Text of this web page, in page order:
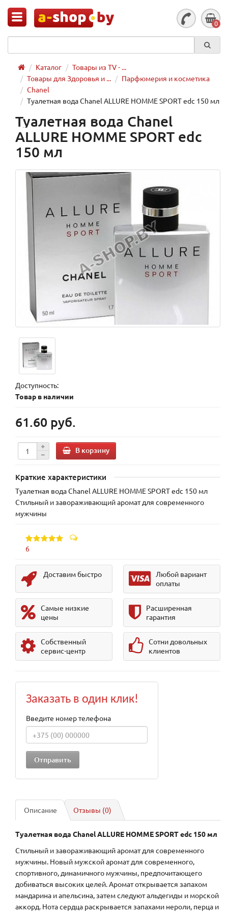
0
Каталог
Товары из TV - ...
Товары для Здоровья и ...
Парфюмерия и косметика
Chanel
Туалетная вода Chanel ALLURE HOMME SPORT edc 150 мл
Туалетная вода Chanel
ALLURE HOMME SPORT edc
150 мл
Доступность:
Товар в наличии
61.60 руб.
В корзину
Краткие характеристики
Туалетная вода Chanel ALLURE HOMME SPORT edc 150 мл
Стильный и завораживающий аромат для современного
мужчины
6
Доставим быстро
Любой вариант
оплаты
Самые низкие
цены
Расширенная
гарантия
Собственный
сервис-центр
Сотни довольных
клиентов
Заказать в один клик!
Введите номер телефона
Описание Отзывы (0)
Туалетная вода Chanel ALLURE HOMME SPORT edc 150 мл
Стильный и завораживающий аромат для современного
мужчины. Новый мужской аромат для современного,
спортивного, динамичного мужчины, предпочитающего
добиваться высоких целей. Аромат открывается запахом
мандарина и апельсина, затем следуют альдегиды и морской
аккорд. Нота сердца раскрывается запахами нероли, перца и